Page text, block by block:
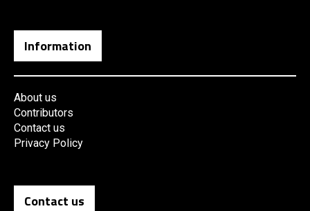
Information
About us
Contributors
Contact us
Privacy Policy
Contact us